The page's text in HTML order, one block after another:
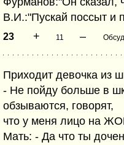
В.И.:"Пускай поссыт и
23 + 11 –
Приходит девочка из
- Не пойду больше в
обзываются, говорят,
что у меня лицо на
Мать: - Да что ты